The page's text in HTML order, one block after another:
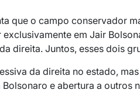
que o campo conservador
em Jair
direita. Juntos, esses dois
da direita no estado,
e abertura a outros